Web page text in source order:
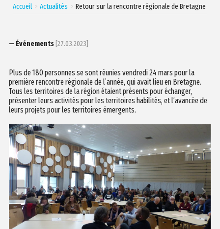
Accueil Actualités Retour sur la rencontre régionale de Bretagne
— Événements[27.03.2023]
Plus de 180 personnes se sont réunies vendredi 24 mars pour la
première rencontre régionale de l’année, qui avait lieu en Bretagne.
Tous les territoires de la région étaient présents pour échanger,
présenter leurs activités pour les territoires habilités, et l’avancée de
leurs projets pour les territoires émergents.